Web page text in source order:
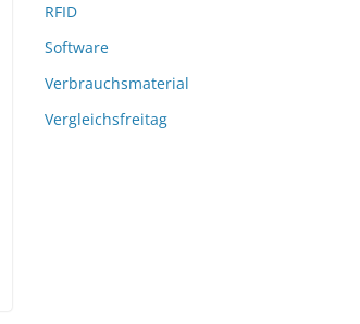
RFID
Software
Verbrauchsmaterial
Vergleichsfreitag